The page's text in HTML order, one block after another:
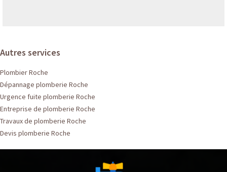
Autres services
Plombier Roche
Dépannage plomberie Roche
Urgence fuite plomberie Roche
Entreprise de plomberie Roche
Travaux de plomberie Roche
Devis plomberie Roche